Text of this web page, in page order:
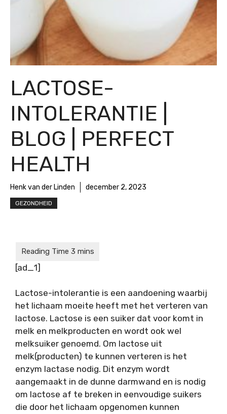
LACTOSE-
INTOLERANTIE |
BLOG | PERFECT
HEALTH
Henk van der Linden december 2, 2023
GEZONDHEID
[ad_1]
Lactose-intolerantie is een aandoening waarbij
het lichaam moeite heeft met het verteren van
lactose. Lactose is een suiker dat voor komt in
melk en melkproducten en wordt ook wel
melksuiker genoemd. Om lactose uit
melk(producten) te kunnen verteren is het
enzym lactase nodig. Dit enzym wordt
aangemaakt in de dunne darmwand en is nodig
om lactose af te breken in eenvoudige suikers
die door het lichaam opgenomen kunnen